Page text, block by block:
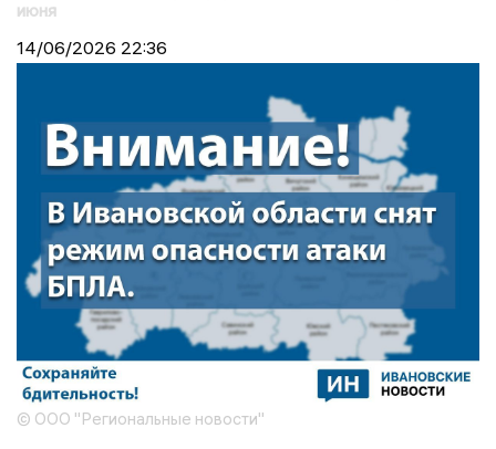
июня
14/06/2026 22:36
© ООО "Региональные новости"